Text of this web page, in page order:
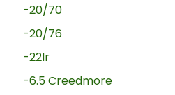
-20/70
-20/76
-22lr
-6.5 Creedmore